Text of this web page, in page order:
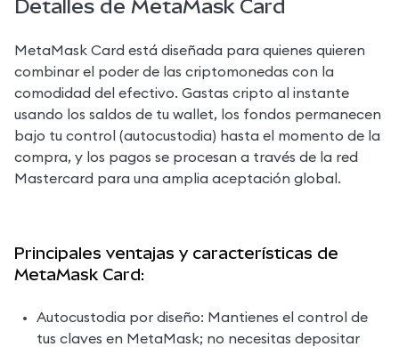
Detalles de MetaMask Card
MetaMask Card está diseñada para quienes quieren
combinar el poder de las criptomonedas con la
comodidad del efectivo. Gastas cripto al instante
usando los saldos de tu wallet, los fondos permanecen
bajo tu control (autocustodia) hasta el momento de la
compra, y los pagos se procesan a través de la red
Mastercard para una amplia aceptación global.
Principales ventajas y características de
MetaMask Card:
Autocustodia por diseño: Mantienes el control de
tus claves en MetaMask; no necesitas depositar